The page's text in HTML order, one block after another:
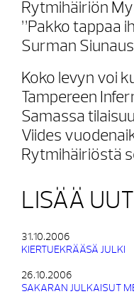
Rytmihäiriön
”Pakko tappaa
Surman
Koko levyn voi
Tampereen
Samassa
Viides
Rytmihäiriöstä
LISÄÄ
31.10.2006
KIERTUEKRÄÄSÄ JULKI
26.10.2006
SAKARAN JULKAISUT